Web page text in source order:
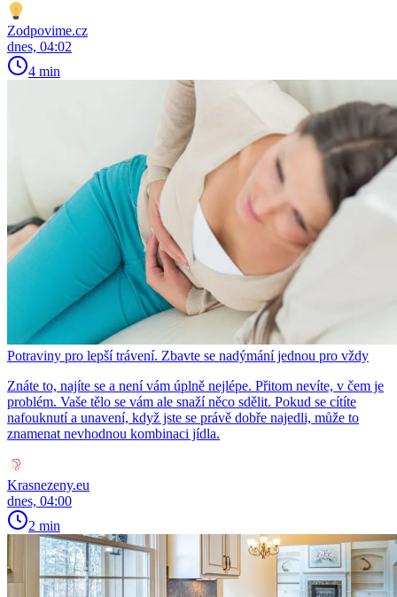
Zodpovime.cz
dnes, 04:02
4 min
Potraviny pro lepší trávení. Zbavte se nadýmání jednou pro vždy
Znáte to, najíte se a není vám úplně nejlépe. Přitom nevíte, v čem je
problém. Vaše tělo se vám ale snaží něco sdělit. Pokud se cítíte
nafouknutí a unavení, když jste se právě dobře najedli, může to
znamenat nevhodnou kombinaci jídla.
Krasnezeny.eu
dnes, 04:00
2 min